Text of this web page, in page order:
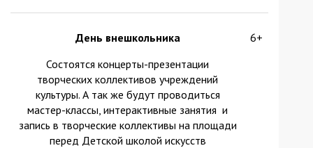
День внешкольника
Состоятся концерты-презентации
творческих коллективов учреждений
культуры. А так же будут проводиться
мастер-классы, интерактивные занятия и
запись в творческие коллективы на площади
перед Детской школой искусств
6+